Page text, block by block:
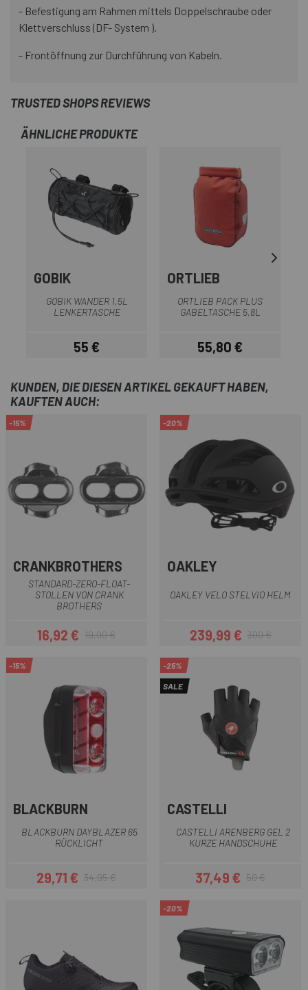
- Befestigung am Rahmen mittels Doppelschraube oder
Klettverschluss (DF- System ).
- Frontöffnung zur Durchführung von Kabeln.
TRUSTED SHOPS REVIEWS
ÄHNLICHE PRODUKTE
GOBIK
GOBIK WANDER 1,5L
LENKERTASCHE
Preis
55 €
ORTLIEB
ORTLIEB PACK PLUS
GABELTASCHE 5,8L
Preis
55,80 €
KUNDEN, DIE DIESEN ARTIKEL GEKAUFT HABEN,
KAUFTEN AUCH:
-15%
CRANKBROTHERS
STANDARD-ZERO-FLOAT-
STOLLEN VON CRANK
BROTHERS
Preis
16,92 €Regulärer Preis
19,90 €
-20%
OAKLEY
OAKLEY VELO STELVIO HELM
Preis
239,99 €Regulärer Preis
300 €
-15%
BLACKBURN
BLACKBURN DAYBLAZER 65
RÜCKLICHT
Preis
29,71 €Regulärer Preis
34,95 €
-25%
SALE
CASTELLI
CASTELLI ARENBERG GEL 2
KURZE HANDSCHUHE
Preis
37,49 €Regulärer Preis
50 €
-20%